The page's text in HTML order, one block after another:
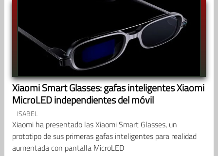
Xiaomi Smart Glasses: gafas inteligentes Xiaomi
MicroLED independientes del móvil
ISABEL
Xiaomi ha presentado las Xiaomi Smart Glasses, un
prototipo de sus primeras gafas inteligentes para realidad
aumentada con pantalla MicroLED